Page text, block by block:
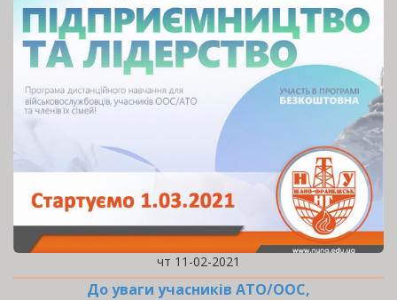
чт 11-02-2021
До уваги учасників АТО/ООС,